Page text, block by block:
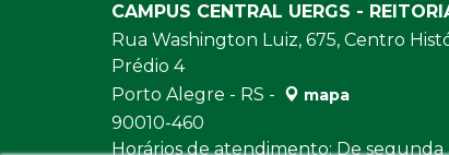
CAMPUS CENTRAL UERGS -
Rua Washington Luiz, 675, Centro
Prédio 4
Porto Alegre - RS -
mapa
90010-460
Horários de atendimento: De segunda